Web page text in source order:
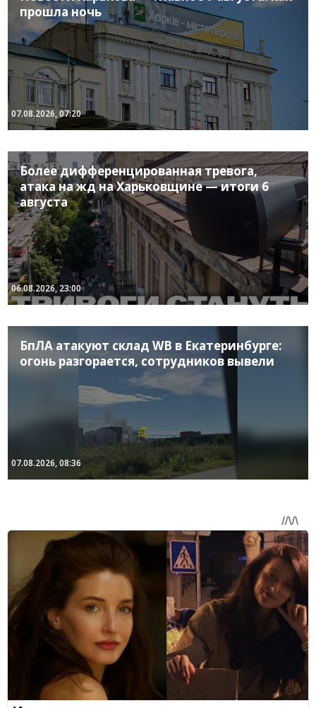
прошла ночь
07.08.2026, 07:20
Более дифференцированная тревога,
атака на жд на Харьковщине — итоги 6
августа
06.08.2026, 23:00
БпЛА атакуют склад WB в Екатеринбурге:
огонь разгорается, сотрудников вывели
07.08.2026, 08:36